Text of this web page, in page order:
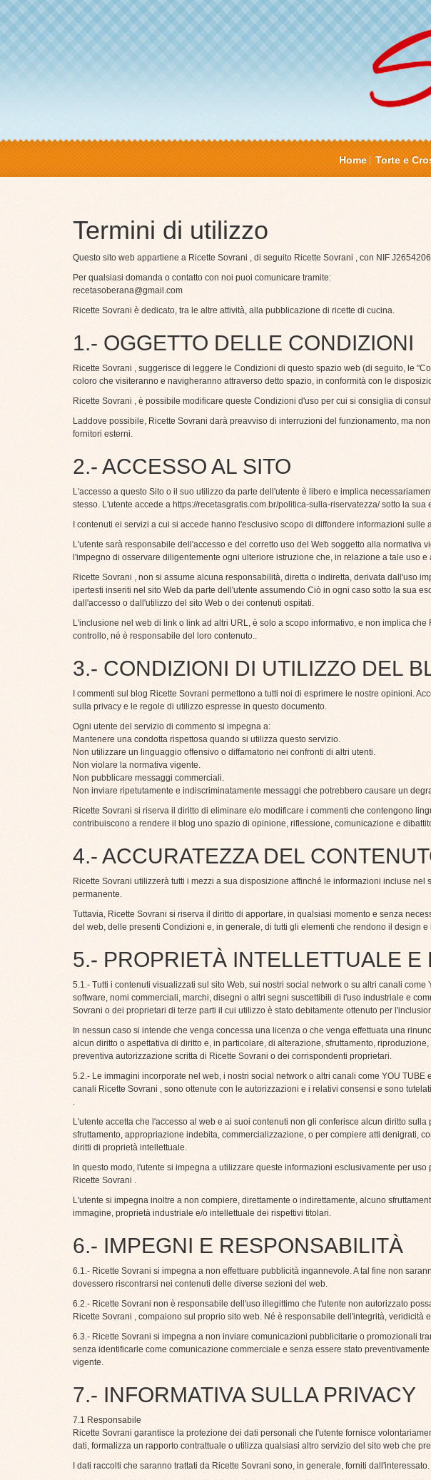
Home Torte e
Termini di utilizzo
Questo sito web appartiene a Ricette Sovrani , di seguito Ricette Sovrani , con NIF
Per qualsiasi domanda o contatto con noi puoi comunicare tramite:
recetasoberana@gmail.com
Ricette Sovrani è dedicato, tra le altre attività, alla pubblicazione di ricette di cucina.
1.- OGGETTO DELLE CONDIZIONI
Ricette Sovrani , suggerisce di leggere le Condizioni di questo spazio web (di seguito, le
coloro che visiteranno e navigheranno attraverso detto spazio, in conformità con le
Ricette Sovrani , è possibile modificare queste Condizioni d'uso per cui si consiglia di
Laddove possibile, Ricette Sovrani darà preavviso di interruzioni del funzionamento, ma
fornitori esterni.
2.- ACCESSO AL SITO
L'accesso a questo Sito o il suo utilizzo da parte dell'utente è libero e implica
stesso. L'utente accede a https://recetasgratis.com.br/politica-sulla-riservatezza/ sotto la sua
I contenuti ei servizi a cui si accede hanno l'esclusivo scopo di diffondere informazioni
L'utente sarà responsabile dell'accesso e del corretto uso del Web soggetto alla
l'impegno di osservare diligentemente ogni ulteriore istruzione che, in relazione a tale uso
Ricette Sovrani , non si assume alcuna responsabilità, diretta o indiretta, derivata dall'uso
ipertesti inseriti nel sito Web da parte dell'utente assumendo Ciò in ogni caso sotto la sua
dall'accesso o dall'utilizzo del sito Web o dei contenuti ospitati.
L'inclusione nel web di link o link ad altri URL, è solo a scopo informativo, e non implica
controllo, né è responsabile del loro contenuto..
3.- CONDIZIONI DI UTILIZZO DEL
I commenti sul blog Ricette Sovrani permettono a tutti noi di esprimere le nostre opinioni.
sulla privacy e le regole di utilizzo espresse in questo documento.
Ogni utente del servizio di commento si impegna a:
Mantenere una condotta rispettosa quando si utilizza questo servizio.
Non utilizzare un linguaggio offensivo o diffamatorio nei confronti di altri utenti.
Non violare la normativa vigente.
Non pubblicare messaggi commerciali.
Non inviare ripetutamente e indiscriminatamente messaggi che potrebbero causare un
Ricette Sovrani si riserva il diritto di eliminare e/o modificare i commenti che contengono
contribuiscono a rendere il blog uno spazio di opinione, riflessione, comunicazione e
4.- ACCURATEZZA DEL
Ricette Sovrani utilizzerà tutti i mezzi a sua disposizione affinché le informazioni incluse
permanente.
Tuttavia, Ricette Sovrani si riserva il diritto di apportare, in qualsiasi momento e senza
del web, delle presenti Condizioni e, in generale, di tutti gli elementi che rendono il design
5.- PROPRIETÀ INTELLETTUALE
5.1.- Tutti i contenuti visualizzati sul sito Web, sui nostri social network o su altri canali
software, nomi commerciali, marchi, disegni o altri segni suscettibili di l'uso industriale e
Sovrani o dei proprietari di terze parti il ​​cui utilizzo è stato debitamente ottenuto per
In nessun caso si intende che venga concessa una licenza o che venga effettuata una
alcun diritto o aspettativa di diritto e, in particolare, di alterazione, sfruttamento,
preventiva autorizzazione scritta di Ricette Sovrani o dei corrispondenti proprietari.
5.2.- Le immagini incorporate nel web, i nostri social network o altri canali come YOU
canali Ricette Sovrani , sono ottenute con le autorizzazioni e i relativi consensi e sono
.
L'utente accetta che l'accesso al web e ai suoi contenuti non gli conferisce alcun diritto
sfruttamento, appropriazione indebita, commercializzazione, o per compiere atti denigrati,
diritti di proprietà intellettuale.
In questo modo, l'utente si impegna a utilizzare queste informazioni esclusivamente per
Ricette Sovrani .
L'utente si impegna inoltre a non compiere, direttamente o indirettamente, alcuno
immagine, proprietà industriale e/o intellettuale dei rispettivi titolari.
6.- IMPEGNI E RESPONSABILITÀ
6.1.- Ricette Sovrani si impegna a non effettuare pubblicità ingannevole. A tal fine non
dovessero riscontrarsi nei contenuti delle diverse sezioni del web.
6.2.- Ricette Sovrani non è responsabile dell'uso illegittimo che l'utente non autorizzato
Ricette Sovrani , compaiono sul proprio sito web. Né è responsabile dell'integrità,
6.3.- Ricette Sovrani si impegna a non inviare comunicazioni pubblicitarie o promozionali
senza identificarle come comunicazione commerciale e senza essere stato
vigente.
7.- INFORMATIVA SULLA PRIVACY
7.1 Responsabile
Ricette Sovrani garantisce la protezione dei dati personali che l'utente fornisce
dati, formalizza un rapporto contrattuale o utilizza qualsiasi altro servizio del sito web che
I dati raccolti che saranno trattati da Ricette Sovrani sono, in generale, forniti dall'interessato.